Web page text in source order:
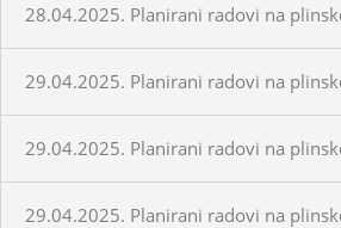
28.04.2025. Planirani radovi na
29.04.2025. Planirani radovi na
29.04.2025. Planirani radovi na
29.04.2025. Planirani radovi na